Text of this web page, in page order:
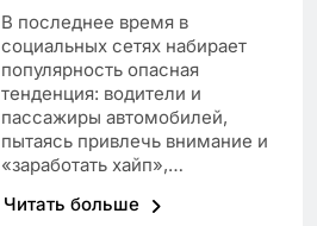
В последнее время в
социальных сетях набирает
популярность опасная
тенденция: водители и
пассажиры автомобилей,
пытаясь привлечь внимание и
«заработать хайп»,…
Читать больше